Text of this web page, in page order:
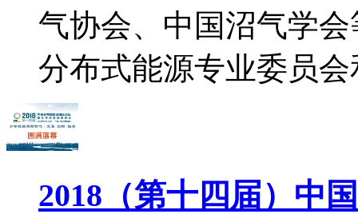
气协会、中国沼气学
分布式能源专业委员会
2018（第十四届）中